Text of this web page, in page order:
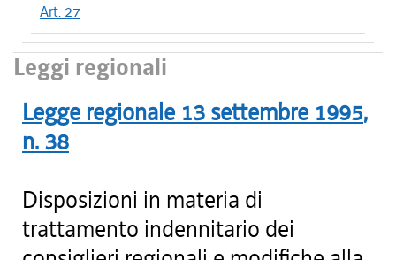
Art. 27
Leggi regionali
Legge regionale 13 settembre 1995,
n. 38
Disposizioni in materia di
trattamento indennitario dei